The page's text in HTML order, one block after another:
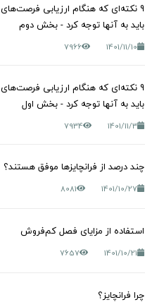
9 نکته‌ای که هنگام ارزیابی فرصت‌های
باید به آنها توجه کرد - بخش دوم
1401/11/10
7966
9 نکته‌ای که هنگام ارزیابی فرصت‌های
باید به آنها توجه کرد - بخش اول
1401/11/3
7934
چند درصد از فرانچایزها موفق هستند؟
1401/10/27
8081
استفاده از مزایای فصل کم‌فروش
1401/10/21
7657
چرا فرانچایز؟